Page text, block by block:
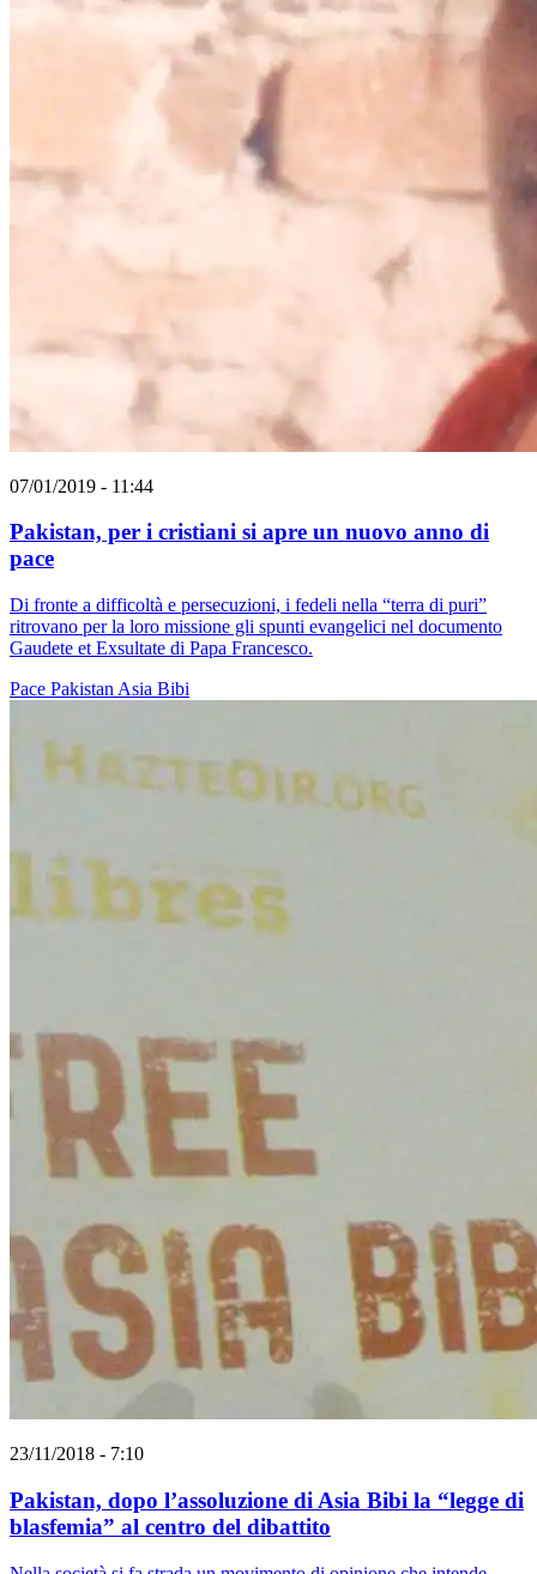
07/01/2019 - 11:44
Pakistan, per i cristiani si apre un nuovo anno di
pace
Di fronte a difficoltà e persecuzioni, i fedeli nella “terra di puri”
ritrovano per la loro missione gli spunti evangelici nel documento
Gaudete et Exsultate di Papa Francesco.
Pace Pakistan Asia Bibi
23/11/2018 - 7:10
Pakistan, dopo l’assoluzione di Asia Bibi la “legge di
blasfemia” al centro del dibattito